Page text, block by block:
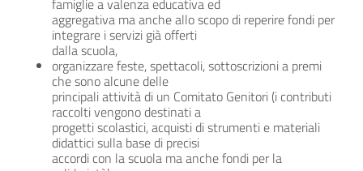
famiglie a valenza educativa ed
aggregativa ma anche allo scopo di reperire fondi per
integrare i servizi già offerti
dalla scuola,
organizzare feste, spettacoli, sottoscrizioni a premi
che sono alcune delle
principali attività di un Comitato Genitori (i contributi
raccolti vengono destinati a
progetti scolastici, acquisti di strumenti e materiali
didattici sulla base di precisi
accordi con la scuola ma anche fondi per la